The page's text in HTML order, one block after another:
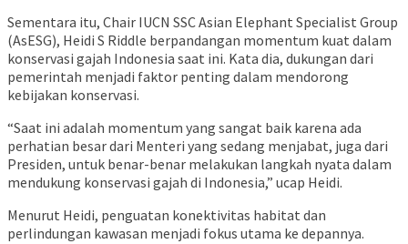
Sementara itu, Chair IUCN SSC Asian Elephant Specialist Group
(AsESG), Heidi S Riddle berpandangan momentum kuat dalam
konservasi gajah Indonesia saat ini. Kata dia, dukungan dari
pemerintah menjadi faktor penting dalam mendorong
kebijakan konservasi.
“Saat ini adalah momentum yang sangat baik karena ada
perhatian besar dari Menteri yang sedang menjabat, juga dari
Presiden, untuk benar-benar melakukan langkah nyata dalam
mendukung konservasi gajah di Indonesia,” ucap Heidi.
Menurut Heidi, penguatan konektivitas habitat dan
perlindungan kawasan menjadi fokus utama ke depannya.